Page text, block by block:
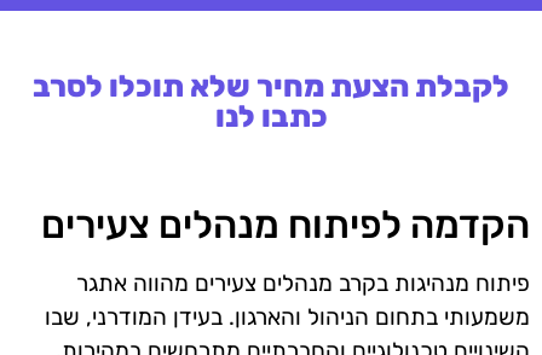
לקבלת הצעת מחיר שלא תוכלו לסרב
כתבו לנו
הקדמה לפיתוח מנהלים צעירים
פיתוח מנהיגות בקרב מנהלים צעירים מהווה אתגר
משמעותי בתחום הניהול והארגון. בעידן המודרני, שבו